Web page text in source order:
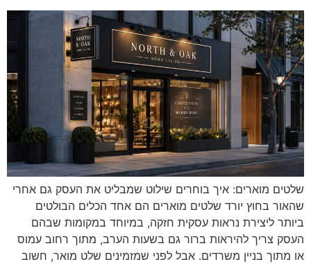
שלטים מוארים: איך בוחרים שילוט שמבליט את העסק גם אחרי
שהאור בחוץ יורד שלטים מוארים הם אחד הכלים הבולטים
ביותר ליצירת נראות עסקית חזקה, במיוחד במקומות שבהם
העסק צריך להיראות ברור גם בשעות הערב, מתוך רחוב עמוס
או מתוך בניין משרדים. אבל לפני שמזמינים שלט מואר, חשוב